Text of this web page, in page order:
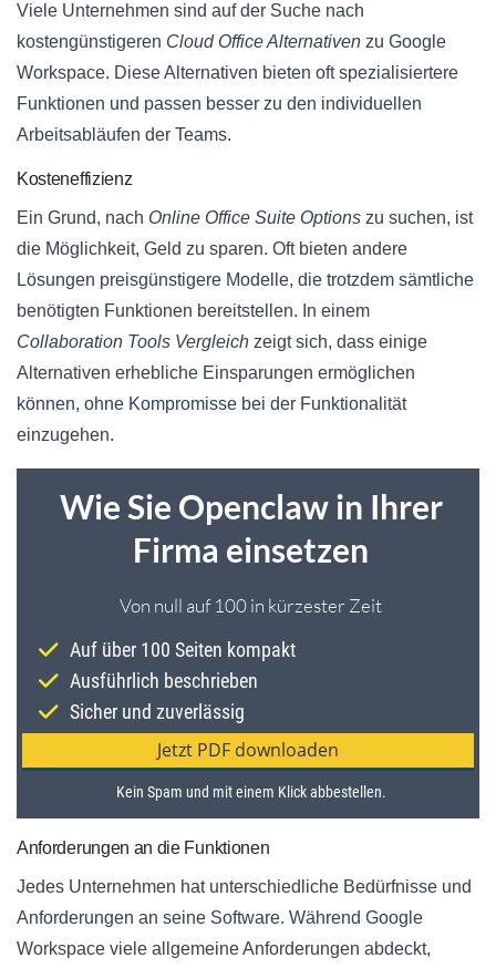
Viele Unternehmen sind auf der Suche nach
kostengünstigeren Cloud Office Alternativen zu Google
Workspace. Diese Alternativen bieten oft spezialisiertere
Funktionen und passen besser zu den individuellen
Arbeitsabläufen der Teams.
Kosteneffizienz
Ein Grund, nach Online Office Suite Options zu suchen, ist
die Möglichkeit, Geld zu sparen. Oft bieten andere
Lösungen preisgünstigere Modelle, die trotzdem sämtliche
benötigten Funktionen bereitstellen. In einem
Collaboration Tools Vergleich zeigt sich, dass einige
Alternativen erhebliche Einsparungen ermöglichen
können, ohne Kompromisse bei der Funktionalität
einzugehen.
Anforderungen an die Funktionen
Jedes Unternehmen hat unterschiedliche Bedürfnisse und
Anforderungen an seine Software. Während Google
Workspace viele allgemeine Anforderungen abdeckt,